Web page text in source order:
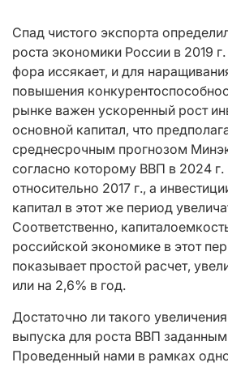
Спад чистого экспорта
роста экономики России в 2019
фора иссякает, и для
повышения
рынке важен ускоренный рост
основной капитал, что
среднесрочным прогнозом
согласно которому ВВП в 2024 г.
относительно 2017 г., а
капитал в этот же период
Соответственно,
российской экономике в этот
показывает простой расчет,
или на 2,6% в год.
Достаточно ли такого
выпуска для роста ВВП
Проведенный нами в рамках